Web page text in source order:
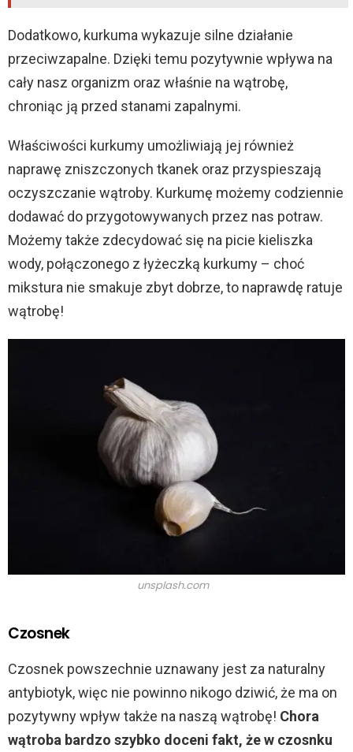
Dodatkowo, kurkuma wykazuje silne działanie
przeciwzapalne. Dzięki temu pozytywnie wpływa na
cały nasz organizm oraz właśnie na wątrobę,
chroniąc ją przed stanami zapalnymi.
Właściwości kurkumy umożliwiają jej również
naprawę zniszczonych tkanek oraz przyspieszają
oczyszczanie wątroby. Kurkumę możemy codziennie
dodawać do przygotowywanych przez nas potraw.
Możemy także zdecydować się na picie kieliszka
wody, połączonego z łyżeczką kurkumy – choć
mikstura nie smakuje zbyt dobrze, to naprawdę ratuje
wątrobę!
unsplash.com
Czosnek
Czosnek powszechnie uznawany jest za naturalny
antybiotyk, więc nie powinno nikogo dziwić, że ma on
pozytywny wpływ także na naszą wątrobę! Chora
wątroba bardzo szybko doceni fakt, że w czosnku